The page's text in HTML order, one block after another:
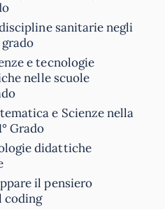
sanitarie negli
e tecnologie
nelle scuole
e Scienze nella
Grado
didattiche
il pensiero
coding